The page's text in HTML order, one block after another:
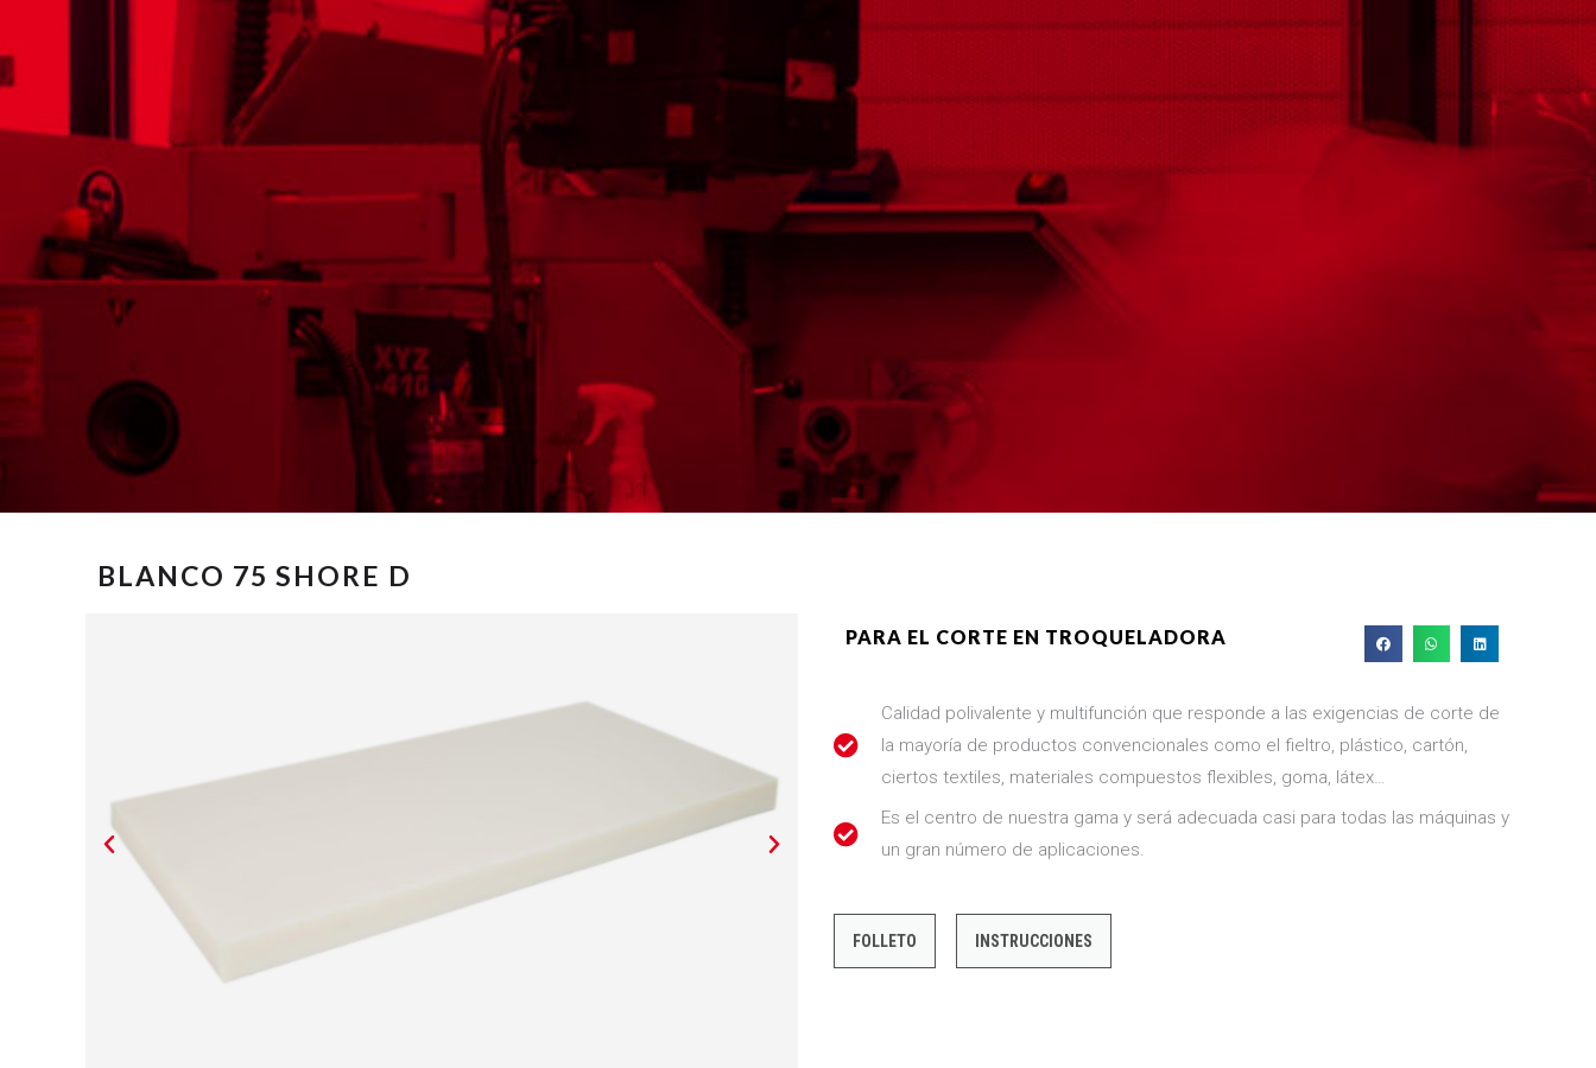
BLANCO 75 SHORE D
PARA EL CORTE EN TROQUELADORA
Calidad polivalente y multifunción que responde a las exigencias de corte de
la mayoría de productos convencionales como el fieltro, plástico, cartón,
ciertos textiles, materiales compuestos flexibles, goma, látex…
Es el centro de nuestra gama y será adecuada casi para todas las máquinas y
un gran número de aplicaciones.
FOLLETO INSTRUCCIONES